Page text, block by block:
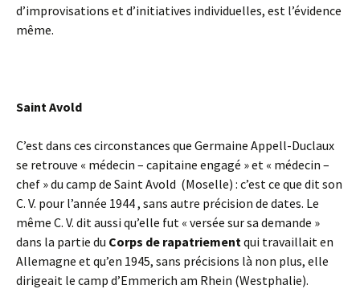
d’improvisations et d’initiatives individuelles, est l’évidence
même.
Saint Avold
C’est dans ces circonstances que Germaine Appell-Duclaux
se retrouve « médecin – capitaine engagé » et « médecin –
chef » du camp de Saint Avold (Moselle) : c’est ce que dit son
C. V. pour l’année 1944 , sans autre précision de dates. Le
même C. V. dit aussi qu’elle fut « versée sur sa demande »
dans la partie du Corps de rapatriementqui travaillait en
Allemagne et qu’en 1945, sans précisions là non plus, elle
dirigeait le camp d’Emmerich am Rhein (Westphalie).